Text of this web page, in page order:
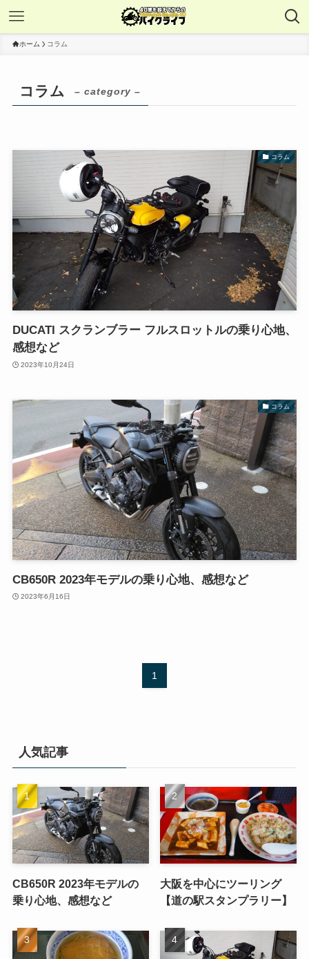
ホーム コラム
コラム – category –
コラム
DUCATI スクランブラー フルスロットルの乗り心地、
感想など
2023年10月24日
コラム
CB650R 2023年モデルの乗り心地、感想など
2023年6月16日
1
人気記事
CB650R 2023年モデルの
乗り心地、感想など
大阪を中心にツーリング
【道の駅スタンプラリー】